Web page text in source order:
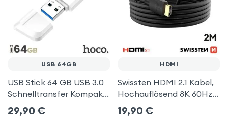
USB 64GB
USB Stick 64 GB USB 3.0
Schnelltransfer Kompakt
Hoco Weiß
29,90 €
HDMI
Swissten HDMI 2.1 Kabel,
Hochauflösend 8K 60Hz,
2m, Schwarz
19,90 €